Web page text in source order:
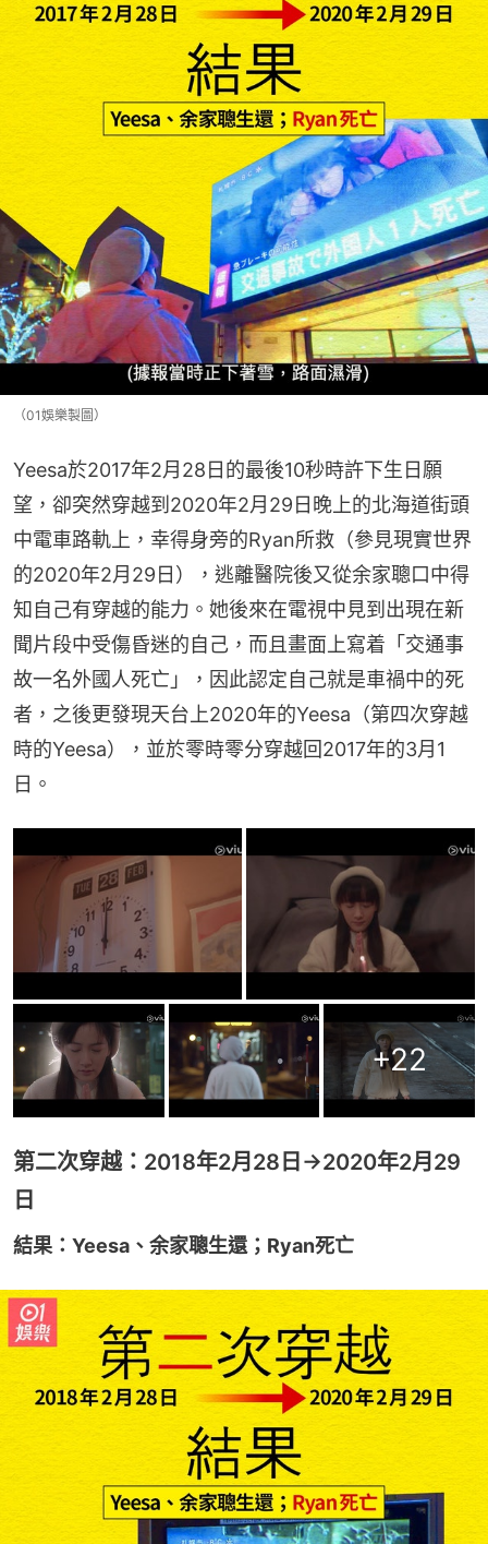
（01娛樂製圖）
Yeesa於2017年2月28日的最後10秒時許下生日願
望，卻突然穿越到2020年2月29日晚上的北海道街頭
中電車路軌上，幸得身旁的Ryan所救（參見現實世界
的2020年2月29日），逃離醫院後又從余家聰口中得
知自己有穿越的能力。她後來在電視中見到出現在新
聞片段中受傷昏迷的自己，而且畫面上寫着「交通事
故一名外國人死亡」，因此認定自己就是車禍中的死
者，之後更發現天台上2020年的Yeesa（第四次穿越
時的Yeesa），並於零時零分穿越回2017年的3月1
日。
+22
第二次穿越：2018年2月28日→2020年2月29
日
結果：Yeesa、余家聰生還；Ryan死亡